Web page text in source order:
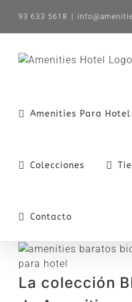
contenido
93 633 5618
Amenities Para Hotel
Colecciones
Contacto
La colección